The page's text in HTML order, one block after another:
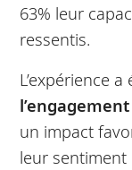
63% leur
ressentis.
L’expérience
un impact
leur sentiment